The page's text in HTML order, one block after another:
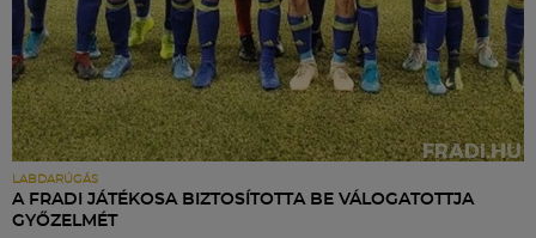
LABDARÚGÁS
A FRADI JÁTÉKOSA BIZTOSÍTOTTA BE VÁLOGATOTTJA
GYŐZELMÉT